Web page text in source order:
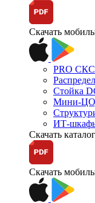
Скачать
PRO
Стойка
Мини-
ИТ-
Скачать каталог
Скачать